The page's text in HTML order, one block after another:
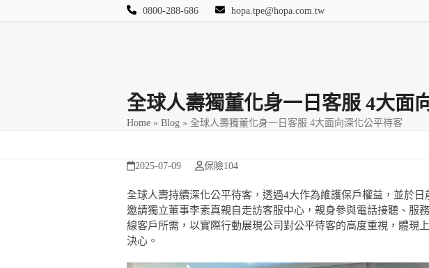
0800-288-686 hopa.tpe@hopa.com.tw
全球人壽獨董化身一日客服 4大面
Home » Blog » 全球人壽獨董化身一日客服 4大面向深化公平待客
2025-07-09 保險104
全球人壽持續深化公平待客，透過4大作為維護保戶權益，並於日
邀請獨立董事李素真親自走訪客服中心，親身參與電話接聽、服
線客戶所需，以實際行動展現公司對公平待客的高度重視，體現
決心。